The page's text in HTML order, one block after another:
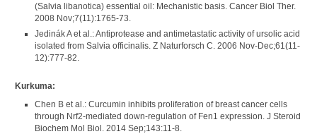
(Salvia libanotica) essential oil: Mechanistic basis. Cancer Biol Ther.
2008 Nov;7(11):1765-73.
Jedinák A et al.: Antiprotease and antimetastatic activity of ursolic acid
isolated from Salvia officinalis. Z Naturforsch C. 2006 Nov-Dec;61(11-
12):777-82.
Kurkuma:
Chen B et al.: Curcumin inhibits proliferation of breast cancer cells
through Nrf2-mediated down-regulation of Fen1 expression. J Steroid
Biochem Mol Biol. 2014 Sep;143:11-8.